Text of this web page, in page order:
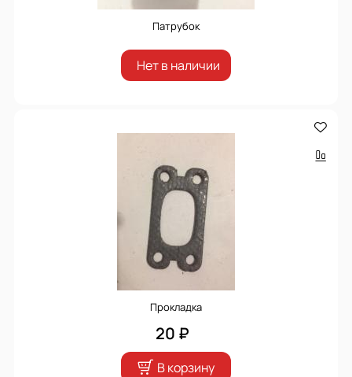
Патрубок
Нет в наличии
Прокладка
20 ₽
В корзину